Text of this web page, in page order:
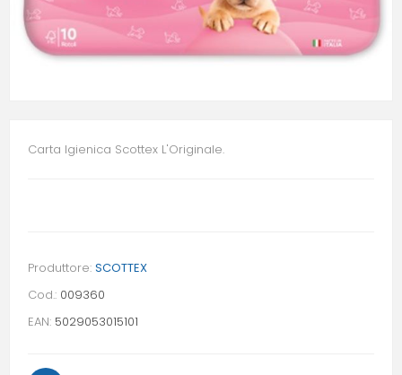
Carta Igienica Scottex L'Originale.
Produttore: SCOTTEX
Cod.: 009360
EAN: 5029053015101